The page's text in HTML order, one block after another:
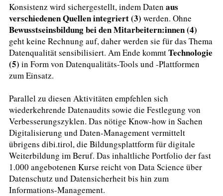
Konsistenz wird sichergestellt, indem Daten aus
verschiedenen Quellen integriert (3) werden. Ohne
Bewusstseinsbildung bei den Mitarbeitern:innen (4)
geht keine Rechnung auf, daher werden sie für das Thema
Datenqualität sensibilisiert. Am Ende kommtTechnologie
(5) in Form von Datenqualitäts-Tools und -Plattformen
zum Einsatz.
Parallel zu diesen Aktivitäten empfehlen sich
wiederkehrende Datenaudits sowie die Festlegung von
Verbesserungszyklen. Das nötige Know-how in Sachen
Digitalisierung und Daten-Management vermittelt
übrigens dibi.tirol, die Bildungsplattform für digitale
Weiterbildung im Beruf. Das inhaltliche Portfolio der fast
1.000 angebotenen Kurse reicht von Data Science über
Datenschutz und Datensicherheit bis hin zum
Informations-Management.